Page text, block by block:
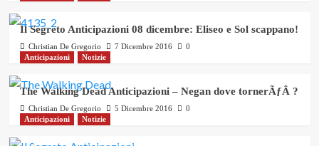
Il Segreto Anticipazioni 08 dicembre: Eliseo e Sol scappano!
Christian De Gregorio 7 Dicembre 2016
0
Anticipazioni
Notizie
The Walking Dead Anticipazioni – Negan dove tornerÃƒÂ ?
Christian De Gregorio 5 Dicembre 2016
0
Anticipazioni
Notizie